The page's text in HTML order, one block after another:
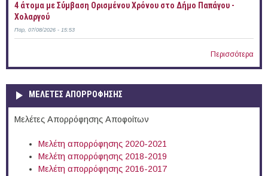
4 άτομα με Σύμβαση Ορισμένου Χρόνου στο Δήμο Παπάγου -
Χολαργού
Παρ, 07/08/2026 - 15:53
Περισσότερα
ΜΕΛΕΤΕΣ ΑΠΟΡΡΟΦΗΣΗΣ
Μελέτες Απορρόφησης Αποφοίτων
Μελέτη απορρόφησης 2020-2021
Μελέτη απορρόφησης 2018-2019
Μελέτη απορρόφησης 2016-2017